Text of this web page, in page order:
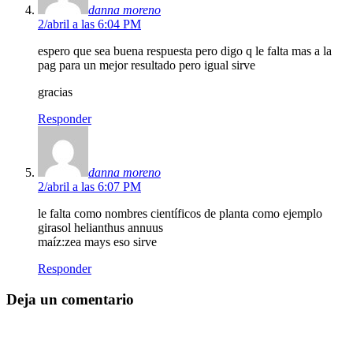
danna moreno
2/abril a las 6:04 PM
espero que sea buena respuesta pero digo q le falta mas a la
pag para un mejor resultado pero igual sirve
gracias
Responder
danna moreno
2/abril a las 6:07 PM
le falta como nombres científicos de planta como ejemplo
girasol helianthus annuus
maíz:zea mays eso sirve
Responder
Deja un comentario